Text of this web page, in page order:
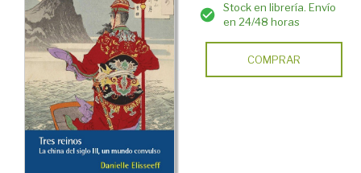
Stock en librería. Envío
en 24/48 horas
COMPRAR